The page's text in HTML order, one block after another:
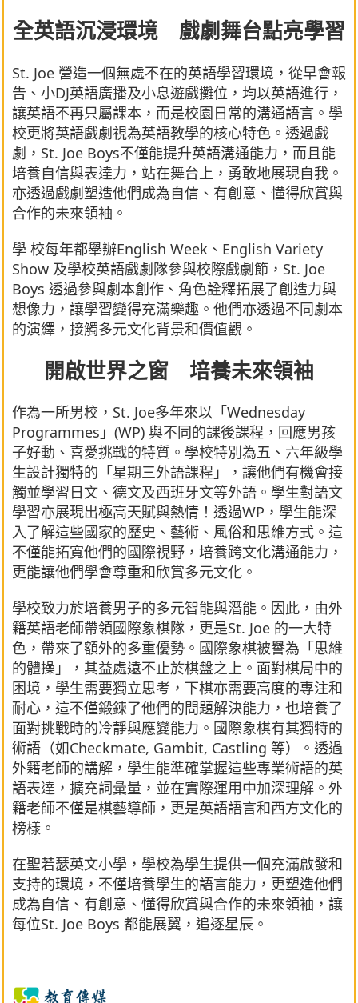
全英語沉浸環境 戲劇舞台點亮學習
St. Joe 營造一個無處不在的英語學習環境，從早會報
告、小DJ英語廣播及小息遊戲攤位，均以英語進行，
讓英語不再只屬課本，而是校園日常的溝通語言。學
校更將英語戲劇視為英語教學的核心特色。透過戲
劇，St. Joe Boys不僅能提升英語溝通能力，而且能
培養自信與表達力，站在舞台上，勇敢地展現自我。
亦透過戲劇塑造他們成為自信、有創意、懂得欣賞與
合作的未來領袖。
學 校每年都舉辦English Week、English Variety
Show 及學校英語戲劇隊參與校際戲劇節，St. Joe
Boys 透過參與劇本創作、角色詮釋拓展了創造力與
想像力，讓學習變得充滿樂趣。他們亦透過不同劇本
的演繹，接觸多元文化背景和價值觀。
開啟世界之窗 培養未來領袖
作為一所男校，St. Joe多年來以「Wednesday
Programmes」(WP) 與不同的課後課程，回應男孩
子好動、喜愛挑戰的特質。學校特別為五、六年級學
生設計獨特的「星期三外語課程」，讓他們有機會接
觸並學習日文、德文及西班牙文等外語。學生對語文
學習亦展現出極高天賦與熱情！透過WP，學生能深
入了解這些國家的歷史、藝術、風俗和思維方式。這
不僅能拓寬他們的國際視野，培養跨文化溝通能力，
更能讓他們學會尊重和欣賞多元文化。
學校致力於培養男子的多元智能與潛能。因此，由外
籍英語老師帶領國際象棋隊，更是St. Joe 的一大特
色，帶來了額外的多重優勢。國際象棋被譽為「思維
的體操」，其益處遠不止於棋盤之上。面對棋局中的
困境，學生需要獨立思考，下棋亦需要高度的專注和
耐心，這不僅鍛鍊了他們的問題解決能力，也培養了
面對挑戰時的冷靜與應變能力。國際象棋有其獨特的
術語（如Checkmate, Gambit, Castling 等）。透過
外籍老師的講解，學生能準確掌握這些專業術語的英
語表達，擴充詞彙量，並在實際運用中加深理解。外
籍老師不僅是棋藝導師，更是英語語言和西方文化的
榜樣。
在聖若瑟英文小學，學校為學生提供一個充滿啟發和
支持的環境，不僅培養學生的語言能力，更塑造他們
成為自信、有創意、懂得欣賞與合作的未來領袖，讓
每位St. Joe Boys 都能展翼，追逐星辰。